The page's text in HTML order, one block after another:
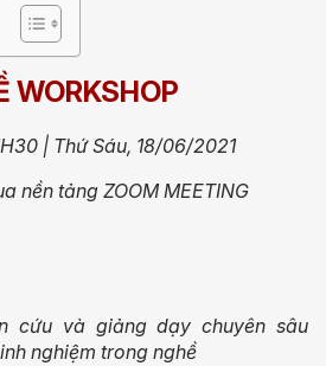
WORKSHOP
| Thứ Sáu, 18/06/2021
nền tảng ZOOM MEETING
cứu và giảng dạy chuyên sâu
nghiệm trong nghề